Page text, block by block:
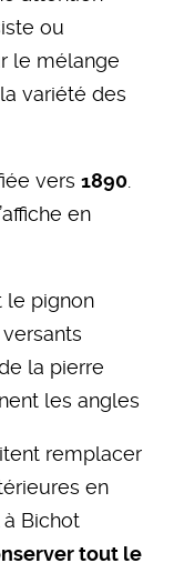
ou
le mélange
variété des
vers1890
en
le pignon
la pierre
les angles
remplacer
en
Bichot
tout le